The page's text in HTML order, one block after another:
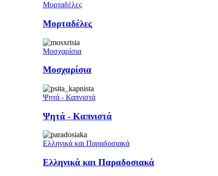
Μορταδέλες
Μορταδέλες
Μοσχαρίσια
Μοσχαρίσια
Ψητά - Καπνιστά
Ψητά - Καπνιστά
Ελληνικά και Παραδοσιακά
Ελληνικά και Παραδοσιακά